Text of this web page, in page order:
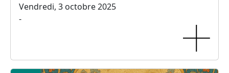
Vendredi, 3 octobre 2025
-